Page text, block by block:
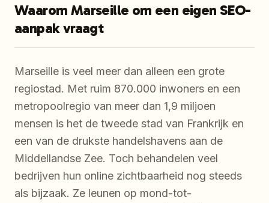
Waarom Marseille om een eigen SEO-
aanpak vraagt
Marseille is veel meer dan alleen een grote
regiostad. Met ruim 870.000 inwoners en een
metropoolregio van meer dan 1,9 miljoen
mensen is het de tweede stad van Frankrijk en
een van de drukste handelshavens aan de
Middellandse Zee. Toch behandelen veel
bedrijven hun online zichtbaarheid nog steeds
als bijzaak. Ze leunen op mond-tot-